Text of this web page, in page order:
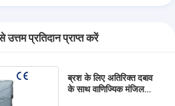
उत्तम प्रतिदान प्राप्त करें
ब्रश के लिए अतिरिक्त दबाव
के साथ वाणिज्यिक मंजिल